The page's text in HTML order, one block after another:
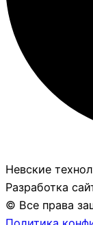
Невские
Разработка
© Все права